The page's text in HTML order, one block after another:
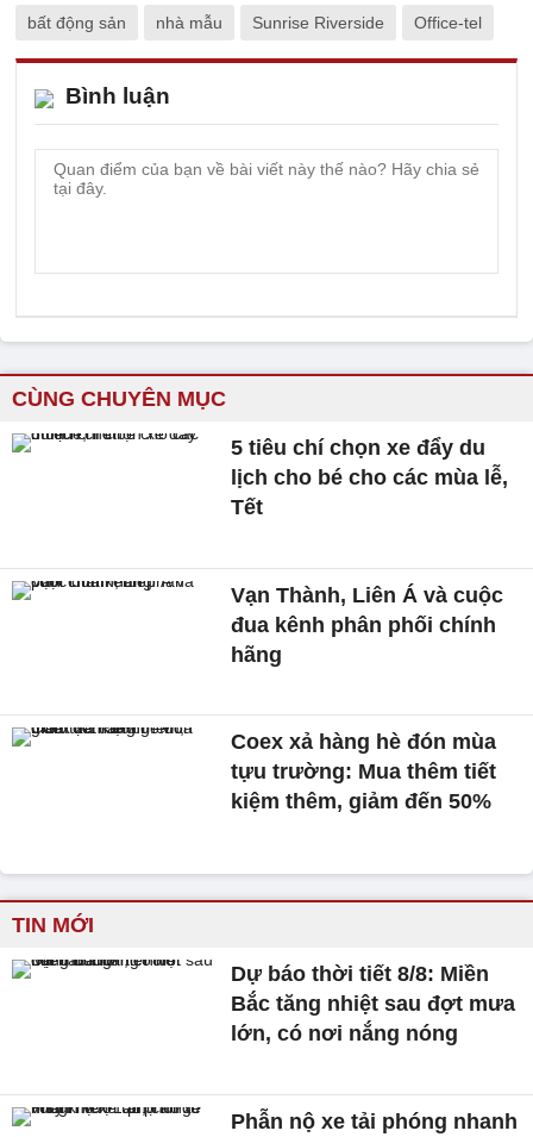
bất động sản nhà mẫu Sunrise Riverside Office-tel
Bình luận
CÙNG CHUYÊN MỤC
5 tiêu chí chọn xe đẩy du
lịch cho bé cho các mùa lễ,
Tết
Vạn Thành, Liên Á và cuộc
đua kênh phân phối chính
hãng
Coex xả hàng hè đón mùa
tựu trường: Mua thêm tiết
kiệm thêm, giảm đến 50%
TIN MỚI
Dự báo thời tiết 8/8: Miền
Bắc tăng nhiệt sau đợt mưa
lớn, có nơi nắng nóng
Phẫn nộ xe tải phóng nhanh